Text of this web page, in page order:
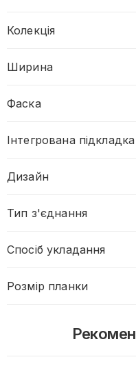
Колекція
Ширина
Фаска
Інтегрована підкладка
Дизайн
Тип з'єднання
Спосіб укладання
Розмір планки